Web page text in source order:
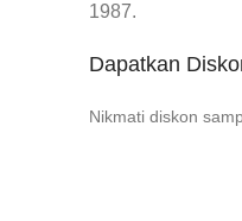
1987.
Dapatkan
Nikmati diskon